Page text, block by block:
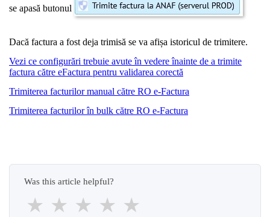
se apasă butonul
Dacă factura a fost deja trimisă se va afișa istoricul de trimitere.
Vezi ce configurări trebuie avute în vedere înainte de a trimite
factura către eFactura pentru validarea corectă
Trimiterea facturilor manual către RO e-Factura
Trimiterea facturilor în bulk către RO e-Factura
Was this article helpful?
★ ★ ★ ★ ★